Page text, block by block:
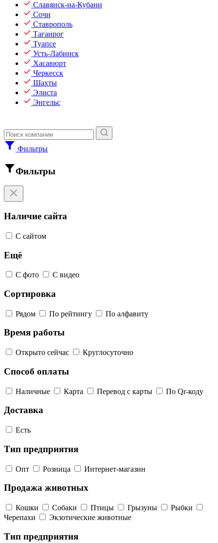
Славянск-на-Кубани
Сочи
Ставрополь
Таганрог
Туапсе
Усть-Лабинск
Хасавюрт
Черкесск
Шахты
Элиста
Энгельс
Фильтры
Фильтры
Наличие сайта
С сайтом
Ещё
С фото С видео
Сортировка
Рядом По рейтингу По алфавиту
Время работы
Открыто сейчас Круглосуточно
Способ оплаты
Наличные Карта Перевод с карты По Qr-коду
Доставка
Есть
Тип предприятия
Опт Розница Интернет-магазин
Продажа животных
Кошки Собаки Птицы Грызуны
Рыбки
Черепахи
Экзотические животные
Тип предприятия